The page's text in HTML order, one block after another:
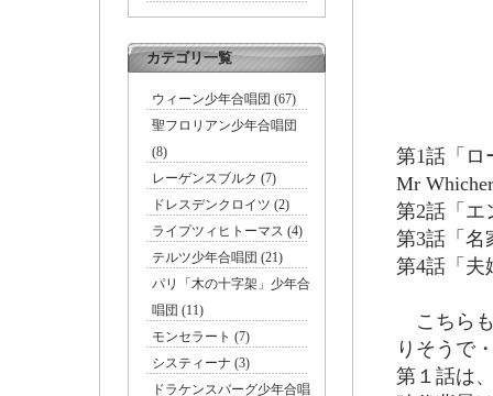
カテゴリ一覧
ウィーン少年合唱団 (67)
聖フロリアン少年合唱団
(8)
レーゲンスブルク (7)
ドレスデンクロイツ (2)
ライプツィヒトーマス (4)
テルツ少年合唱団 (21)
パリ「木の十字架」少年合
唱団 (11)
モンセラート (7)
システィーナ (3)
ドラケンスバーグ少年合唱
第1話「ロ
Mr Whicher
第2話「エ
第3話「名
第4話「夫
こちら
りそうで
第１話は